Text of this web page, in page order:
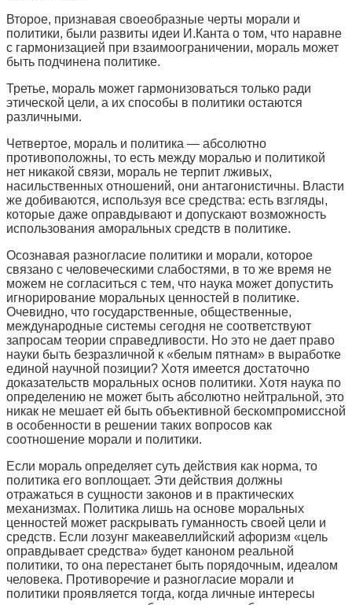
Второе, признавая своеобразные черты морали и
политики, были развиты идеи И.Канта о том, что наравне
с гармонизацией при взаимоограничении, мораль может
быть подчинена политике.
Третье, мораль может гармонизоваться только ради
этической цели, а их способы в политики остаются
различными.
Четвертое, мораль и политика — абсолютно
противоположны, то есть между моралью и политикой
нет никакой связи, мораль не терпит лживых,
насильственных отношений, они антагонистичны. Власти
же добиваются, используя все средства: есть взгляды,
которые даже оправдывают и допускают возможность
использования аморальных средств в политике.
Осознавая разногласие политики и морали, которое
связано с человеческими слабостями, в то же время не
можем не согласиться с тем, что наука может допустить
игнорирование моральных ценностей в политике.
Очевидно, что государственные, общественные,
международные системы сегодня не соответствуют
запросам теории справедливости. Но это не дает право
науки быть безразличной к «белым пятнам» в выработке
единой научной позиции? Хотя имеется достаточно
доказательств моральных основ политики. Хотя наука по
определению не может быть абсолютно нейтральной, это
никак не мешает ей быть объективной бескомпромиссной
в особенности в решении таких вопросов как
соотношение морали и политики.
Если мораль определяет суть действия как норма, то
политика его воплощает. Эти действия должны
отражаться в сущности законов и в практических
механизмах. Политика лишь на основе моральных
ценностей может раскрывать гуманность своей цели и
средств. Если лозунг макеавеллийский афоризм «цель
оправдывает средства» будет каноном реальной
политики, то она перестанет быть порядочным, идеалом
человека. Противоречие и разногласие морали и
политики проявляется тогда, когда личные интересы